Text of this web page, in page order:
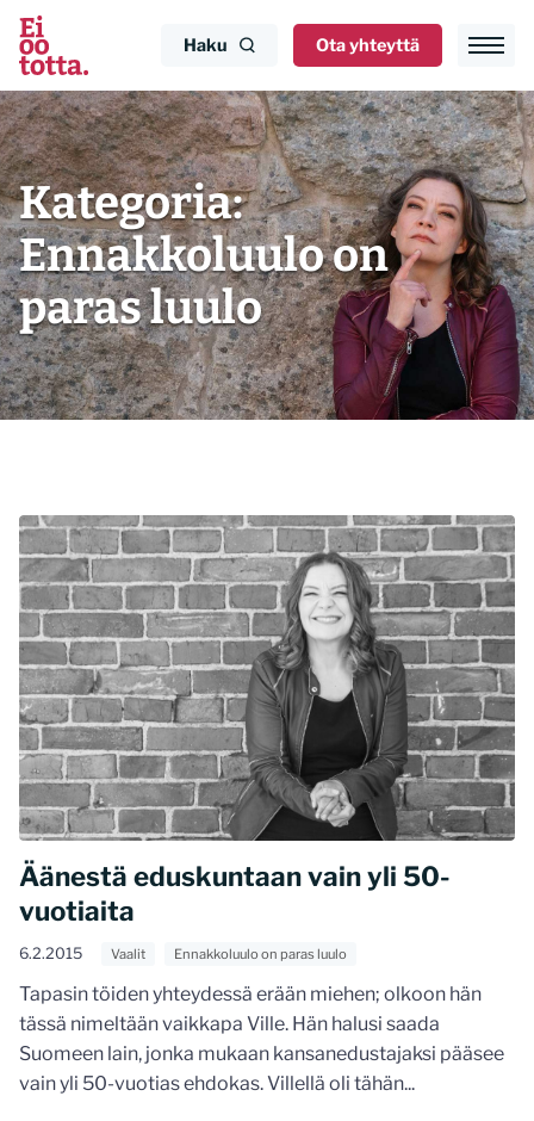
Siirry
sisältöön
Haku Ota yhteyttä
Kategoria:
Ennakkoluulo on
paras luulo
Äänestä eduskuntaan vain yli 50-
vuotiaita
6.2.2015 Vaalit Ennakkoluulo on paras luulo
Tapasin töiden yhteydessä erään miehen; olkoon hän
tässä nimeltään vaikkapa Ville. Hän halusi saada
Suomeen lain, jonka mukaan kansanedustajaksi pääsee
vain yli 50-vuotias ehdokas. Villellä oli tähän...